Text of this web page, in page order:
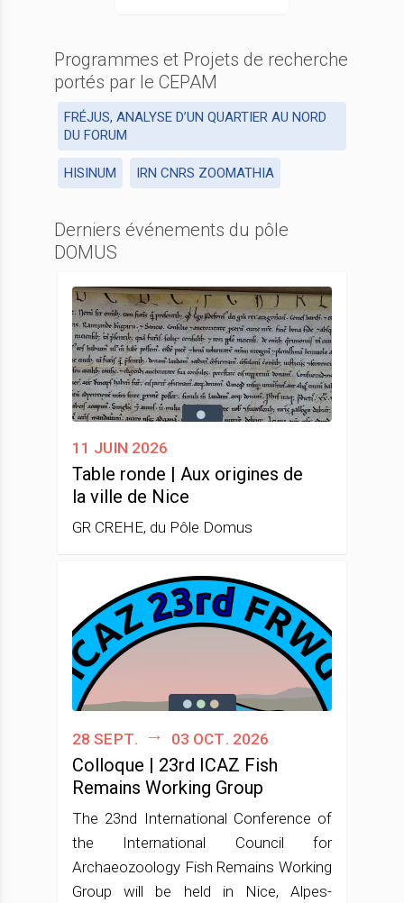
Programmes et Projets de recherche
portés par le CEPAM
FRÉJUS, ANALYSE D’UN QUARTIER AU NORD
DU FORUM
HISINUM IRN CNRS ZOOMATHIA
Derniers événements du pôle
DOMUS
11 juin 2026
Table ronde | Aux origines de
la ville de Nice
GR CREHE, du Pôle Domus
28 sept. 03 oct. 2026
Colloque | 23rd ICAZ Fish
Remains Working Group
The 23nd International Conference of
the International Council for
Archaeozoology Fish Remains Working
Group will be held in Nice, Alpes-